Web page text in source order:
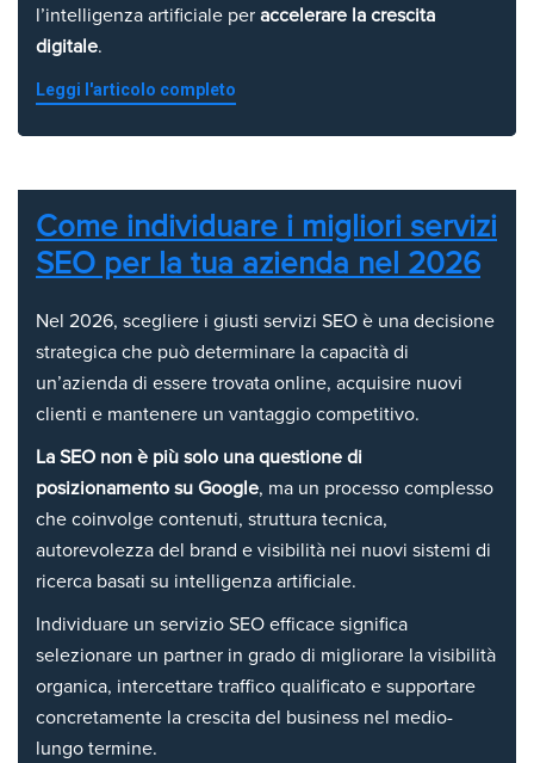
l’intelligenza artificiale per accelerare la crescita
digitale.
Leggi l'articolo completo
Come individuare i migliori servizi
SEO per la tua azienda nel 2026
Nel 2026, scegliere i giusti servizi SEO è una decisione
strategica che può determinare la capacità di
un’azienda di essere trovata online, acquisire nuovi
clienti e mantenere un vantaggio competitivo.
La SEO non è più solo una questione di
posizionamento su Google, ma un processo complesso
che coinvolge contenuti, struttura tecnica,
autorevolezza del brand e visibilità nei nuovi sistemi di
ricerca basati su intelligenza artificiale.
Individuare un servizio SEO efficace significa
selezionare un partner in grado di migliorare la visibilità
organica, intercettare traffico qualificato e supportare
concretamente la crescita del business nel medio-
lungo termine.